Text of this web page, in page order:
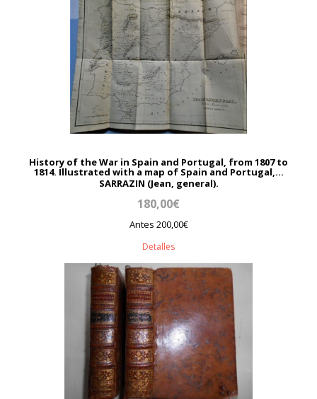
History of the War in Spain and Portugal, from 1807 to
1814. Illustrated with a map of Spain and Portugal,...
SARRAZIN (Jean, general).
180,00€
Antes 200,00€
Detalles